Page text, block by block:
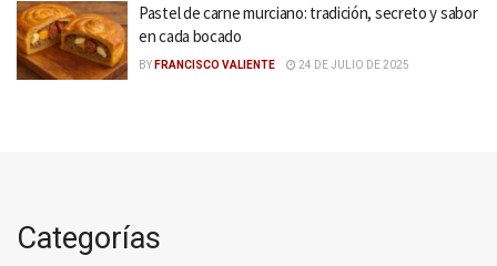
Pastel de carne murciano: tradición, secreto y sabor
en cada bocado
BY FRANCISCO VALIENTE 24 DE JULIO DE 2025
Categorías